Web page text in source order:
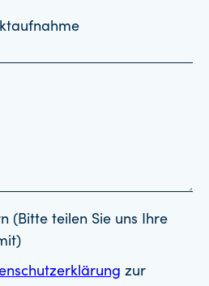
(Bitte teilen Sie uns Ihre
zur